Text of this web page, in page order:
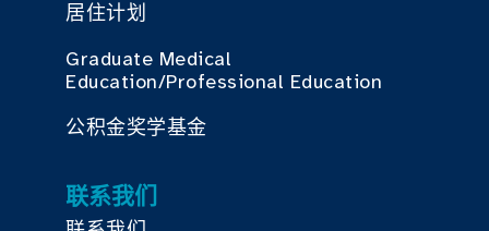
居住计划
Graduate Medical
Education/Professional Education
公积金奖学基金
联系我们